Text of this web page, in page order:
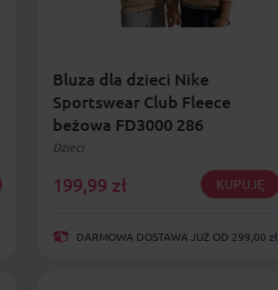
Bluza dla dzieci Nike
Sportswear Club Fleece
beżowa FD3000 286
Dzieci
199,99 zł KUPUJĘ
DARMOWA DOSTAWA JUŻ OD 299,00 zł